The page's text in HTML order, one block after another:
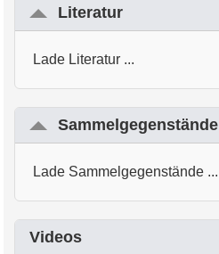
Literatur
Lade Literatur ...
Sammelgegenstände
Lade Sammelgegenstände ...
Videos